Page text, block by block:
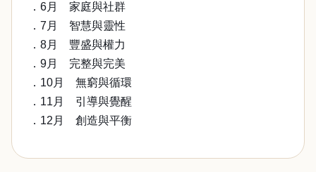
．6月 家庭與社群
．7月 智慧與靈性
．8月 豐盛與權力
．9月 完整與完美
．10月 無窮與循環
．11月 引導與覺醒
．12月 創造與平衡